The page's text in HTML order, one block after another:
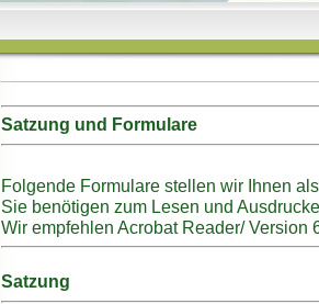
Satzung und Formulare
Folgende Formulare stellen wir Ihnen
Sie benötigen zum Lesen und
Wir empfehlen Acrobat Reader/ Version
Satzung